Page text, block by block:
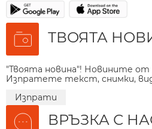
ТВОЯТА
"Твоята новина"! Новините
Изпратете текст, снимки,
Изпрати
ВРЪЗКА С